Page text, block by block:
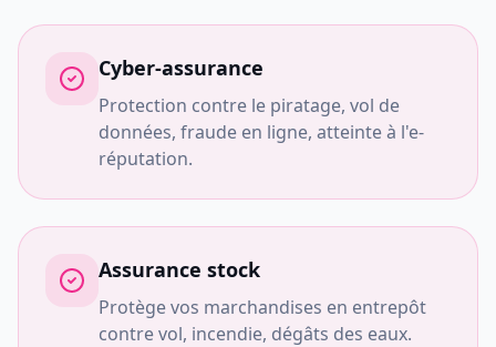
Cyber-assurance
Protection contre le piratage, vol de
données, fraude en ligne, atteinte à l'e-
réputation.
Assurance stock
Protège vos marchandises en entrepôt
contre vol, incendie, dégâts des eaux.